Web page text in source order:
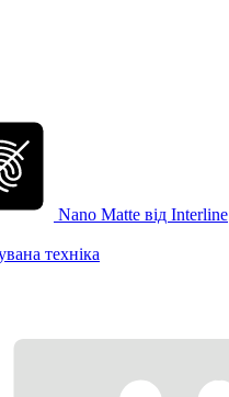
Nano Matte від Interline
техніка